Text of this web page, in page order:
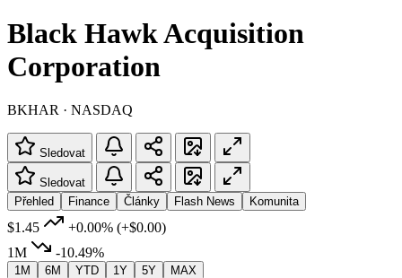
Black Hawk Acquisition
Corporation
BKHAR · NASDAQ
Sledovat
Sledovat
Přehled
Finance Články Flash News Komunita
$1.45 +0.00% (+$0.00)
1M
-10.49%
1M 6M YTD 1Y 5Y MAX